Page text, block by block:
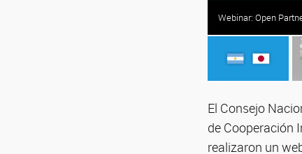
Webinar: Open
El Consejo
de Cooperación
realizaron un